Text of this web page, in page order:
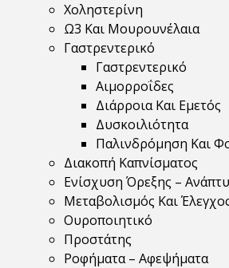
Χοληστερίνη
Ω3 Και Μουρουνέλαια
Γαστρεντερικό
Γαστρεντερικό
Αιμορροΐδες
Διάρροια Και Εμετός
Δυσκοιλιότητα
Παλινδρόμηση Και
Διακοπή Καπνίσματος
Ενίσχυση Όρεξης –
Μεταβολισμός Και
Ουροποιητικό
Προστάτης
Ροφήματα – Αφεψήματα